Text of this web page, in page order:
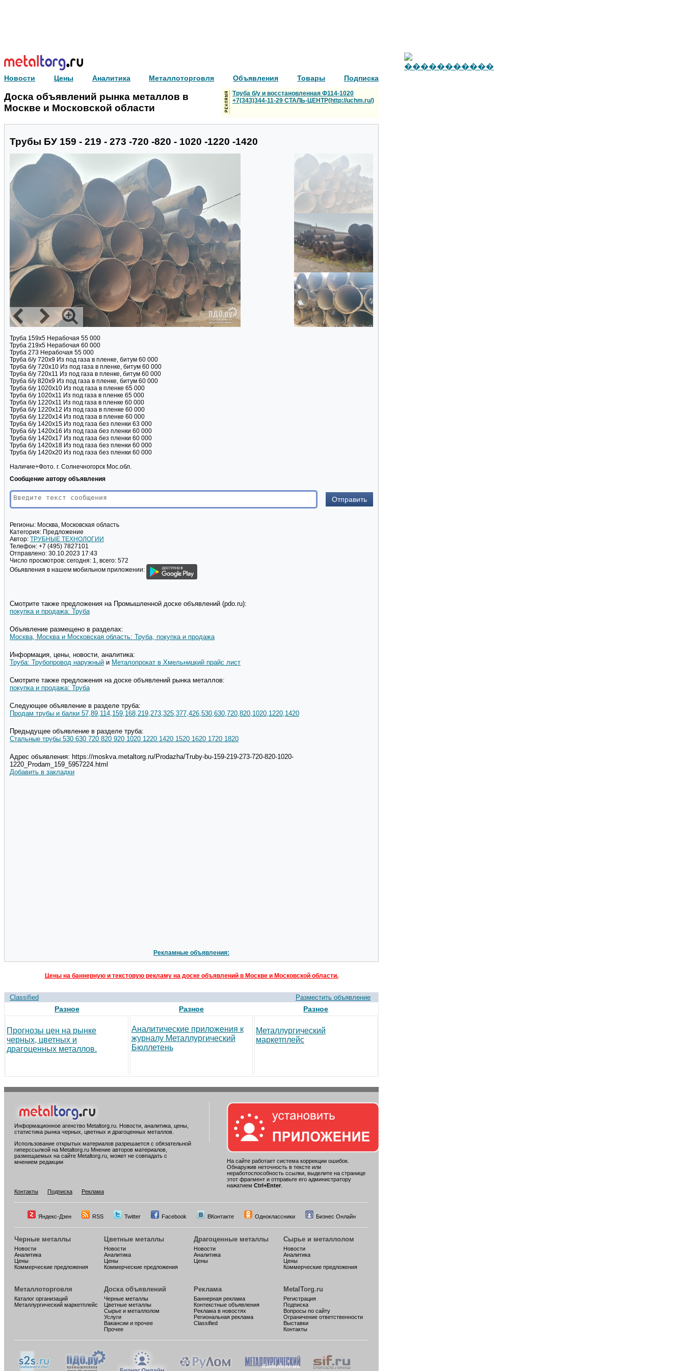
Новости Цены Аналитика Металлоторговля Объявления Товары Подписка
Доска объявлений рынка металлов в
Москве и Московской области
Труба б/у и восстановленная Ф114-1020
+7(343)344-11-29 СТАЛЬ-ЦЕНТР(http://uchm.ru/)
Трубы БУ 159 - 219 - 273 -720 -820 - 1020 -1220 -1420
Труба 159х5 Нерабочая 55 000
Труба 219х5 Нерабочая 60 000
Труба 273 Нерабочая 55 000
Труба б/у 720х9 Из под газа в пленке, битум 60 000
Труба б/у 720х10 Из под газа в пленке, битум 60 000
Труба б/у 720х11 Из под газа в пленке, битум 60 000
Труба б/у 820х9 Из под газа в пленке, битум 60 000
Труба б/у 1020х10 Из под газа в пленке 65 000
Труба б/у 1020х11 Из под газа в пленке 65 000
Труба б/у 1220х11 Из под газа в пленке 60 000
Труба б/у 1220х12 Из под газа в пленке 60 000
Труба б/у 1220х14 Из под газа в пленке 60 000
Труба б/у 1420х15 Из под газа без пленки 63 000
Труба б/у 1420х16 Из под газа без пленки 60 000
Труба б/у 1420х17 Из под газа без пленки 60 000
Труба б/у 1420х18 Из под газа без пленки 60 000
Труба б/у 1420х20 Из под газа без пленки 60 000
Наличие+Фото. г. Солнечногорск Мос.обл.
Сообщение автору объявления
Регионы: Москва, Московская область
Категория: Предложение
Автор: ТРУБНЫЕ ТЕХНОЛОГИИ
Телефон: +7 (495) 7827101
Отправлено: 30.10.2023 17:43
Число просмотров: сегодня: 1, всего: 572
Обьявления в нашем мобильном приложении:
Смотрите также предложения на Промышленной доске объявлений (pdo.ru):
покупка и продажа: Труба
Объявление размещено в разделах:
Москва, Москва и Московская область: Труба, покупка и продажа
Информация, цены, новости, аналитика:
Труба: Трубопровод наружный и Металопрокат в Хмельницкий прайс лист
Смотрите также предложения на доске объявлений рынка металлов:
покупка и продажа: Труба
Следующее объявление в разделе труба:
Продам трубы и балки 57,89,114,159,168,219,273,325,377,426,530,630,720,820,1020,1220,1420
Предыдущее объявление в разделе труба:
Стальные трубы 530 630 720 820 920 1020 1220 1420 1520 1620 1720 1820
Адрес объявления: https://moskva.metaltorg.ru/Prodazha/Truby-bu-159-219-273-720-820-1020-
1220_Prodam_159_5957224.html
Добавить в закладки
Рекламные объявления:
Цены на баннерную и текстовую рекламу на доске объявлений в Москве и Московской области.
Classified Разместить объявление
Разное
Прогнозы цен на рынке
черных, цветных и
драгоценных металлов.
Разное
Аналитические приложения к
журналу Металлургический
Бюллетень
Разное
Металлургический
маркетплейс
Информационное агенство Metaltorg.ru. Новости, аналитика, цены,
статистика рынка черных, цветных и драгоценных металлов.
Использование открытых материалов разрешается с обязательной
гиперссылкой на Metaltorg.ru Мнение авторов материалов,
размещаемых на сайте Metaltorg.ru, может не совпадать с
мнением редакции
На сайте работает система коррекции ошибок.
Обнаружив неточность в тексте или
неработоспособность ссылки, выделите на странице
этот фрагмент и отправьте его администратору
нажатием Ctrl+Enter
Контакты
Подписка Реклама
Яндекс-Дзен RSS Twitter Facebook ВКонтакте Одноклассники Бизнес Онлайн
Черные металлы
Новости
Аналитика
Цены
Коммерческие предложения
Цветные металлы
Новости
Аналитика
Цены
Коммерческие предложения
Драгоценные металлы
Новости
Аналитика
Цены
Сырье и металлолом
Новости
Аналитика
Цены
Коммерческие предложения
Металлоторговля
Каталог организаций
Металлургический маркетплейс
Доска объявлений
Черные металлы
Цветные металлы
Сырье и металлолом
Услуги
Вакансии и прочее
Прочее
Реклама
Баннерная реклама
Контекстные объявления
Реклама в новостях
Региональная реклама
Classified
MetalTorg.ru
Регистрация
Подписка
Вопросы по сайту
Ограничение ответственности
Выставки
Контакты